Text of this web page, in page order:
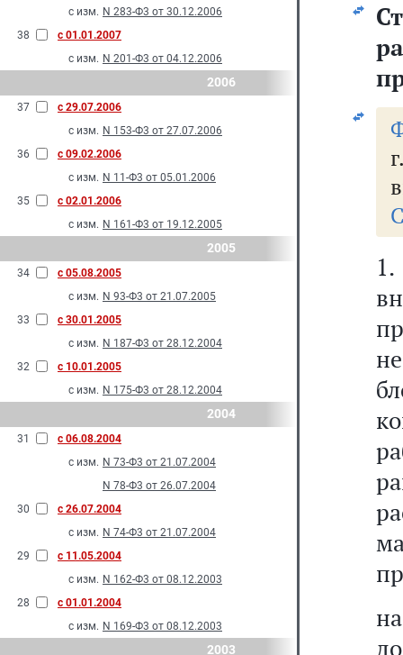
с изм. N 283-Ф3 от 30.12.2006
38
с 01.01.2007
с изм. N 201-Ф3 от 04.12.2006
2006
37
с 29.07.2006
с изм. N 153-Ф3 от 27.07.2006
36
с 09.02.2006
с изм. N 11-Ф3 от 05.01.2006
35
с 02.01.2006
с изм. N 161-Ф3 от 19.12.2005
2005
34
с 05.08.2005
с изм. N 93-Ф3 от 21.07.2005
33
с 30.01.2005
с изм. N 187-Ф3 от 28.12.2004
32
с 10.01.2005
с изм. N 175-Ф3 от 28.12.2004
2004
31
с 06.08.2004
с изм. N 73-Ф3 от 21.07.2004
N 78-Ф3 от 26.07.2004
30
с 26.07.2004
с изм. N 74-Ф3 от 21.07.2004
29
с 11.05.2004
с изм. N 162-Ф3 от 08.12.2003
28
с 01.01.2004
с изм. N 169-Ф3 от 08.12.2003
2003